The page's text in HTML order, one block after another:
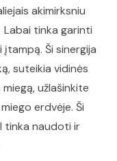
akimirksniu
tinka garinti
Ši sinergija
suteikia vidinės
užlašinkite
erdvėje. Ši
tinka naudoti ir